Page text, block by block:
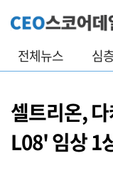
전체뉴스 심
셀트리온,
L08' 임상 1